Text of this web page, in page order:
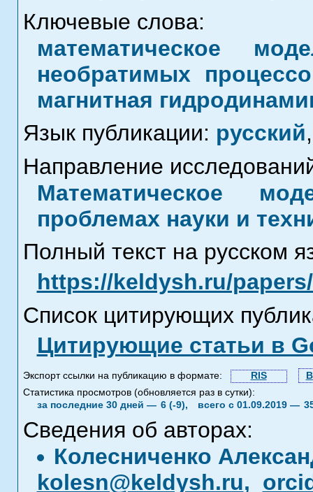
Ключевые слова:
математическое
необратимых
магнитная
Язык публикации: русский,
Направление
Математическое
проблемах науки и
Полный текст на русском
https://keldysh.ru/
Список цитирующих
Цитирующие статьи в
Экспорт ссылки на публикацию в формате: RIS
Статистика просмотров (обновляется раз в сутки):
за последние 30 дней — 6 (-9), всего с 01.09.2019 —
Сведения об авторах:
Колесниченко
kolesn@keldysh.ru,